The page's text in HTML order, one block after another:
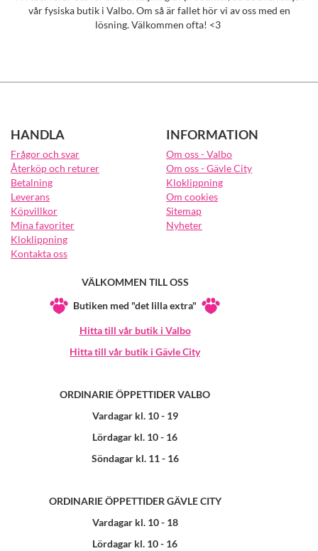
vår fysiska butik i Valbo. Om så är fallet hör vi av oss med en
lösning. Välkommen ofta! <3
HANDLA
Frågor och svar
Återköp och returer
Betalning
Leverans
Köpvillkor
Mina favoriter
Kloklippning
Kontakta oss
INFORMATION
Om oss - Valbo
Om oss - Gävle City
Kloklippning
Om cookies
Sitemap
Nyheter
VÄLKOMMEN TILL OSS
Butiken med "det lilla extra"
Hitta till vår butik i Valbo
Hitta till vår butik i Gävle City
ORDINARIE ÖPPETTIDER VALBO
Vardagar kl. 10 - 19
Lördagar kl. 10 - 16
Söndagar kl. 11 - 16
ORDINARIE ÖPPETTIDER GÄVLE CITY
Vardagar kl. 10 - 18
Lördagar kl. 10 - 16